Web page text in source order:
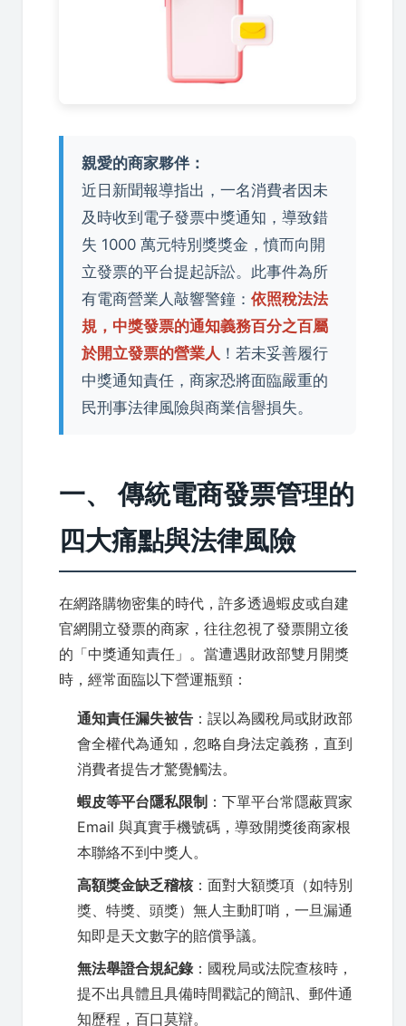
親愛的商家夥伴：
近日新聞報導指出，一名消費者因未
及時收到電子發票中獎通知，導致錯
失 1000 萬元特別獎獎金，憤而向開
立發票的平台提起訴訟。此事件為所
有電商營業人敲響警鐘： 依照稅法法
規，中獎發票的通知義務百分之百屬
於開立發票的營業人 ！若未妥善履行
中獎通知責任，商家恐將面臨嚴重的
民刑事法律風險與商業信譽損失。
一、 傳統電商發票管理的
四大痛點與法律風險
在網路購物密集的時代，許多透過蝦皮或自建
官網開立發票的商家，往往忽視了發票開立後
的「中獎通知責任」。當遭遇財政部雙月開獎
時，經常面臨以下營運瓶頸：
通知責任漏失被告 ：誤以為國稅局或財政部
會全權代為通知，忽略自身法定義務，直到
消費者提告才驚覺觸法。
蝦皮等平台隱私限制 ：下單平台常隱蔽買家
Email 與真實手機號碼，導致開獎後商家根
本聯絡不到中獎人。
高額獎金缺乏稽核：面對大額獎項（如特別
獎、特獎、頭獎）無人主動盯哨，一旦漏通
知即是天文數字的賠償爭議。
無法舉證合規紀錄：國稅局或法院查核時，
提不出具體且具備時間戳記的簡訊、郵件通
知歷程，百口莫辯。